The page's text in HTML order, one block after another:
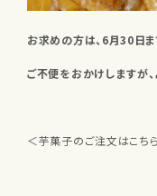
お求めの方は、6月30日ま
ご不便をおかけしますが、
＜芋菓子のご注文はこち